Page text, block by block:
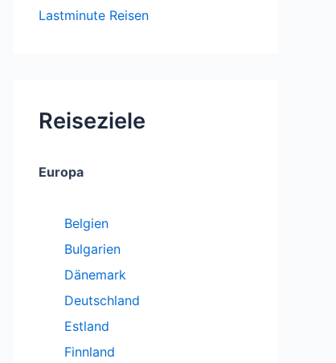
Lastminute Reisen
Reiseziele
Europa
Belgien
Bulgarien
Dänemark
Deutschland
Estland
Finnland